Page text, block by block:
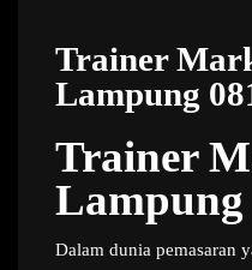
Trainer
Lampung
Trainer
Lampung
Dalam dunia pemasaran